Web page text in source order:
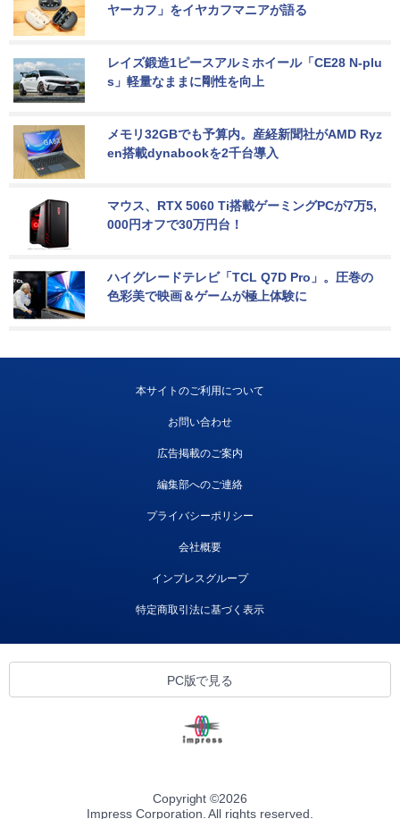
ヤーカフ」をイヤカフマニアが語る
レイズ鍛造1ピースアルミホイール「CE28 N-plu
s」軽量なままに剛性を向上
メモリ32GBでも予算内。産経新聞社がAMD Ryz
en搭載dynabookを2千台導入
マウス、RTX 5060 Ti搭載ゲーミングPCが7万5,
000円オフで30万円台！
ハイグレードテレビ「TCL Q7D Pro」。圧巻の
色彩美で映画＆ゲームが極上体験に
本サイトのご利用について
お問い合わせ
広告掲載のご案内
編集部へのご連絡
プライバシーポリシー
会社概要
インプレスグループ
特定商取引法に基づく表示
PC版で見る
Copyright ©2026
Impress Corporation. All rights reserved.